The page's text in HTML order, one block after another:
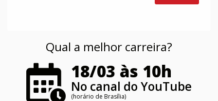
Qual a melhor carreira?
18/03 às 10h
No canal do YouTube
(horário de Brasília)